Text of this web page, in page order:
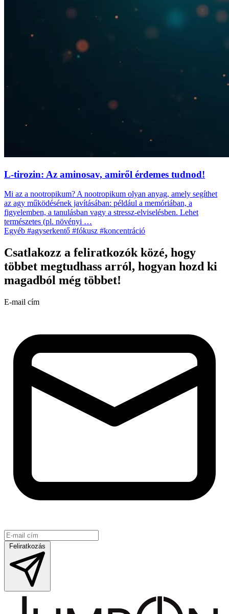
L-tirozin: Az aminosav, amiről érdemes tudnod!
Mi az a nootropikum? A nootropikum olyan anyag, amely segíthet
az agy működésének javításában: például a memóriában, a
figyelemben, a tanulásban vagy a stressz-elviselésben. Lehet
természetes (pl. növényi …
Egyéb #agyserkentő #fókusz #koncentráció
Csatlakozz a feliratkozók közé, hogy
többet megtudhass arról, hogyan hozd ki
magadból még többet!
E-mail cím